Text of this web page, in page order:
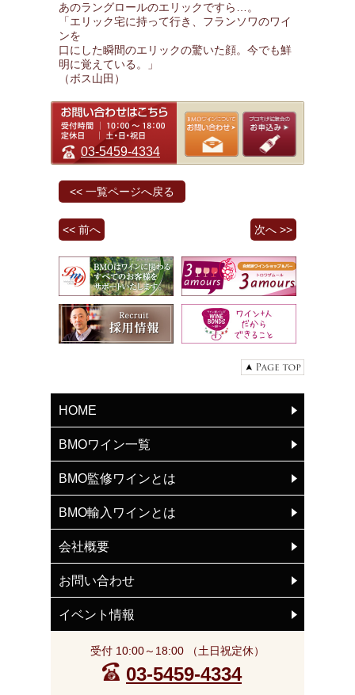
あのラングロールのエリックですら…。
「エリック宅に持って行き、フランソワのワイ
ンを
口にした瞬間のエリックの驚いた顔。今でも鮮
明に覚えている。」
（ボス山田）
03-5459-4334
<< 一覧ページへ戻る
<< 前へ 次へ >>
HOME
BMOワイン一覧
BMO監修ワインとは
BMO輸入ワインとは
会社概要
お問い合わせ
イベント情報
受付 10:00～18:00 （土日祝定休）
03-5459-4334